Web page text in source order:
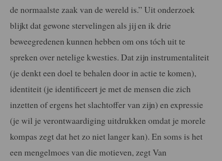
de normaalste zaak van de wereld is.” Uit onderzoek
blijkt dat gewone stervelingen als jij en ik drie
beweegredenen kunnen hebben om ons tóch uit te
spreken over netelige kwesties. Dat zijn instrumentaliteit
(je denkt een doel te behalen door in actie te komen),
identiteit (je identificeert je met de mensen die zich
inzetten of ergens het slachtoffer van zijn) en expressie
(je wil je verontwaardiging uitdrukken omdat je morele
kompas zegt dat het zo niet langer kan). En soms is het
een mengelmoes van die motieven, zegt Van